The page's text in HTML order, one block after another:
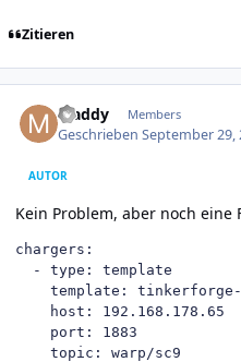
Zitieren
Maddy Members
GeschriebenSeptember 29,
AUTOR
Kein Problem, aber noch eine
chargers:
  - type: template
template:
    host: 192.168.178.65
    port: 1883
    topic: warp/sc9